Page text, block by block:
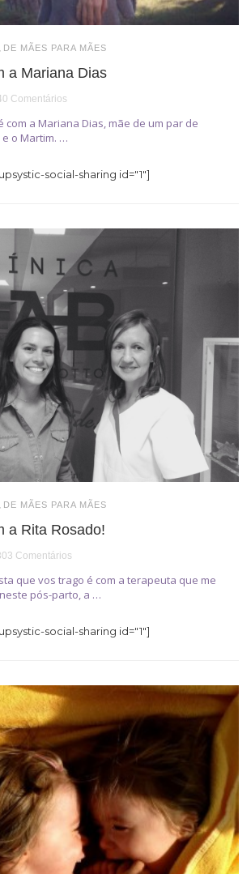
DE MÃES PARA MÃES
a Mariana Dias
Comentários
com a Mariana Dias, mãe de um par de
e o Martim. …
social-sharing id="1"]
, DE MÃES PARA MÃES
a Rita Rosado!
Comentários
que vos trago é com a terapeuta que me
pós-parto, a …
social-sharing id="1"]